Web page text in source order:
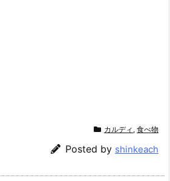
カルディ , 食べ物
Posted by shinkeach